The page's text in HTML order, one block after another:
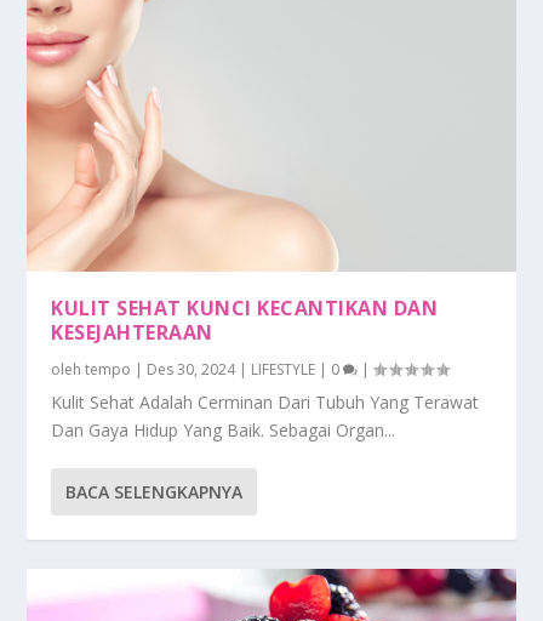
KULIT SEHAT KUNCI KECANTIKAN DAN
KESEJAHTERAAN
olehtempo | Des 30, 2024| LIFESTYLE | 0 |
Kulit Sehat Adalah Cerminan Dari Tubuh Yang Terawat
Dan Gaya Hidup Yang Baik. Sebagai Organ...
BACA SELENGKAPNYA